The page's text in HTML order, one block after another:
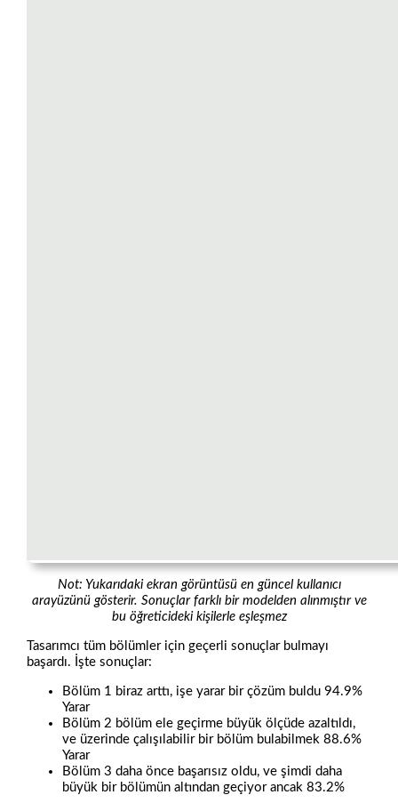
Not: Yukarıdaki ekran görüntüsü en güncel kullanıcı
arayüzünü gösterir. Sonuçlar farklı bir modelden alınmıştır ve
bu öğreticideki kişilerle eşleşmez
Tasarımcı tüm bölümler için geçerli sonuçlar bulmayı
başardı. İşte sonuçlar:
Bölüm 1 biraz arttı, işe yarar bir çözüm buldu 94.9%
Yarar
Bölüm 2 bölüm ele geçirme büyük ölçüde azaltıldı,
ve üzerinde çalışılabilir bir bölüm bulabilmek 88.6%
Yarar
Bölüm 3 daha önce başarısız oldu, ve şimdi daha
büyük bir bölümün altından geçiyor ancak 83.2%